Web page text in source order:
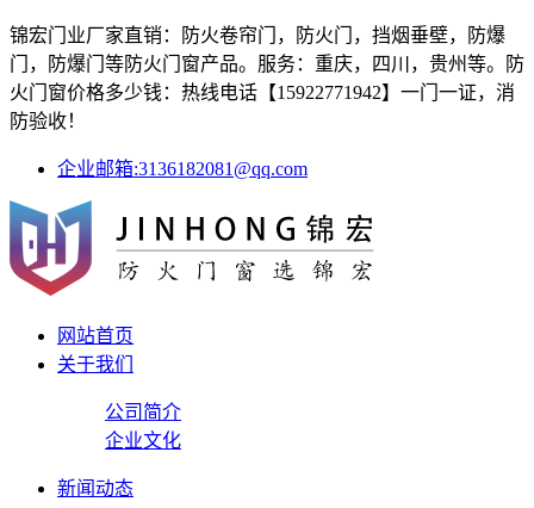
锦宏门业厂家直销：防火卷帘门，防火门，挡烟垂壁，防爆
门，防爆门等防火门窗产品。服务：重庆，四川，贵州等。防
火门窗价格多少钱：热线电话【15922771942】一门一证，消
防验收！
企业邮箱:3136182081@qq.com
网站首页
关于我们
公司简介
企业文化
新闻动态